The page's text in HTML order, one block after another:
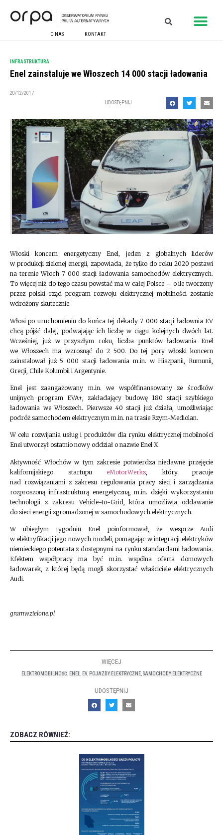
O NAS KONTAKT
INFRASTRUKTURA
Enel zainstaluje we Włoszech 14 000 stacji ładowania
20/12/2017
UDOSTĘPNIJ
Włoski koncern energetyczny Enel, jeden z globalnych liderów
w produkcji zielonej energii, zapowiada, że tylko do roku 2020 postawi
na terenie Włoch 7 000 stacji ładowania samochodów elektrycznych.
To więcej niż do tego czasu powstać ma w całej Polsce – o ile tworzony
przez polski rząd program rozwoju elektrycznej mobilności zostanie
wdrożony skutecznie.
Włosi po uruchomieniu do końca tej dekady 7 000 stacji ładownia EV
chcą pójść dalej, podwajając ich liczbę w ciągu kolejnych dwóch lat.
Wcześniej, już w przyszłym roku, liczba punktów ładowania Enel
we Włoszech ma wzrosnąć do 2 500. Do tej pory włoski koncern
zainstalował już 5 000 stacji ładowania m.in. w Hiszpanii, Rumunii,
Grecji, Chile Kolumbii i Argentynie.
Enel jest zaangażowany m.in. we współfinansowany ze środków
unijnych program EVA+, zakładający budowę 180 stacji szybkiego
ładowania we Włoszech. Pierwsze 40 stacji już działa, umożliwiając
podróż samochodem elektrycznym m.in. na trasie Rzym-Mediolan.
W celu rozwijania usług i produktów dla rynku elektrycznej mobilności
Enel utworzył ostatnio nowy oddział o nazwie Enel X.
Aktywność Włochów w tym zakresie potwierdza niedawne przejęcie
kalifornijskiego startupu eMotorWerks , który pracuje
nad rozwiązaniami z zakresu regulowania pracy sieci i zarządzania
rozproszoną infrastrukturą energetyczną, m.in. dzięki wykorzystaniu
technologii z zakresu Vehicle-to-Grid, która umożliwia oddawanie
do sieci energii zgromadzonej w samochodowych elektrycznych.
W ubiegłym tygodniu Enel poinformował, że wesprze Audi
w elektryfikacji jego nowych modeli, pomagając w integracji elektryków
niemieckiego potentata z dostępnymi na rynku standardami ładowania.
Efektem współpracy ma być m.in. wspólna oferta domowych
ładowarek, z której będą mogli skorzystać właściciele elektrycznych
Audi.
gramwzielone.pl
WIĘCEJ
ELEKTROMOBILNOŚĆ ENEL EV, POJAZDY ELEKTRYCZNE, SAMOCHODY ELEKTRYCZNE
UDOSTĘPNIJ
ZOBACZ RÓWNIEŻ: